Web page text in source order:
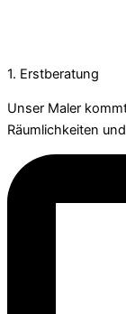
1. Erstberatung
Unser Maler
Räumlichkeiten